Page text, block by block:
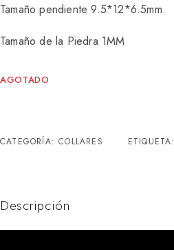
Tamaño pendiente 9.5*12*6.5mm.
Tamaño de la Piedra 1MM
AGOTADO
CATEGORÍA:COLLARES ETIQUETA:
Descripción